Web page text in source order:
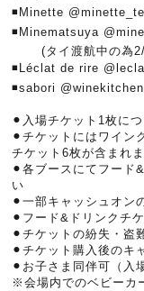
◾️Minette
◾️Minematsuya
(タイ渡航中の為2/
◾️Léclat de rire
◾️sabori
⚫︎入場チケット1枚に
⚫︎チケットにはワイン
チケット6枚が含まれ
⚫︎各ブースにてフード
い
⚫︎一部キャッシュオン
⚫︎フード&ドリンクチ
⚫︎チケットの紛失・盗
⚫︎チケット購入後のキ
⚫︎お子さま同伴可（入
※会場内でのベビーカ